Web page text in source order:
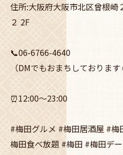
住所:大阪府大阪市北区曾根崎
２ 2F
📞06-6766-4640
（DMでもおまちしております
⏰12:00～23:00
#梅田グルメ #梅田居酒屋 #
梅田食べ放題 #梅田 #梅田デ